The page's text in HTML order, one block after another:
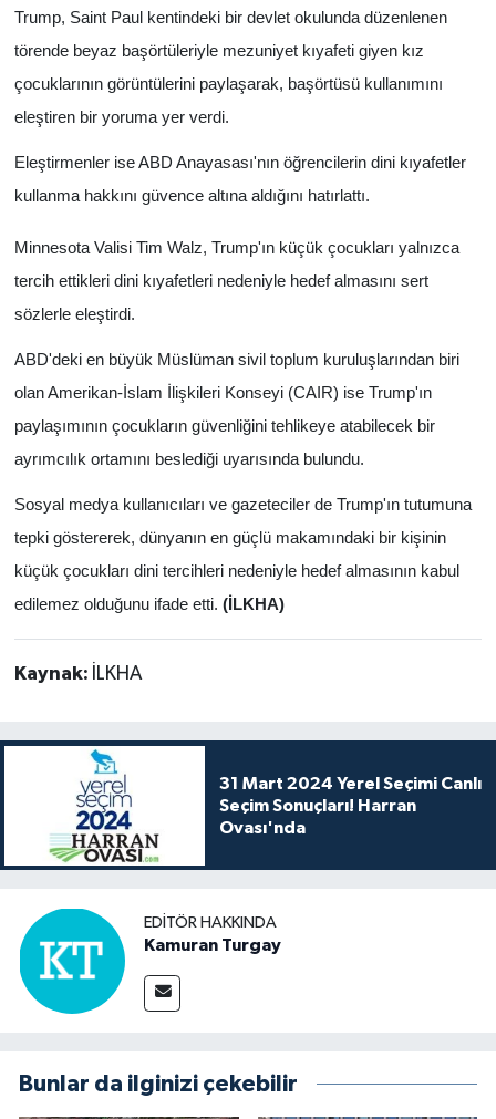
Trump, Saint Paul kentindeki bir devlet okulunda düzenlenen
törende beyaz başörtüleriyle mezuniyet kıyafeti giyen kız
çocuklarının görüntülerini paylaşarak, başörtüsü kullanımını
eleştiren bir yoruma yer verdi.
Eleştirmenler ise ABD Anayasası'nın öğrencilerin dini kıyafetler
kullanma hakkını güvence altına aldığını hatırlattı.
Minnesota Valisi Tim Walz, Trump'ın küçük çocukları yalnızca
tercih ettikleri dini kıyafetleri nedeniyle hedef almasını sert
sözlerle eleştirdi.
ABD'deki en büyük Müslüman sivil toplum kuruluşlarından biri
olan Amerikan-İslam İlişkileri Konseyi (CAIR) ise Trump'ın
paylaşımının çocukların güvenliğini tehlikeye atabilecek bir
ayrımcılık ortamını beslediği uyarısında bulundu.
Sosyal medya kullanıcıları ve gazeteciler de Trump'ın tutumuna
tepki göstererek, dünyanın en güçlü makamındaki bir kişinin
küçük çocukları dini tercihleri nedeniyle hedef almasının kabul
edilemez olduğunu ifade etti. (İLKHA)
Kaynak: İLKHA
31 Mart 2024 Yerel Seçimi Canlı
Seçim Sonuçları! Harran
Ovası'nda
EDITÖR HAKKINDA
Kamuran Turgay
Bunlar da ilginizi çekebilir